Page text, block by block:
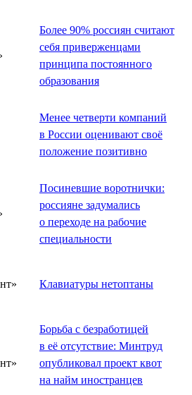
Более 90% россиян считают
себя приверженцами
принципа постоянного
образования
Менее четверти компаний
в России оценивают своё
положение позитивно
Посиневшие воротнички:
россияне задумались
о переходе на рабочие
специальности
Клавиатуры нетоптаны
Борьба с безработицей
в её отсутствие: Минтруд
опубликовал проект квот
на найм иностранцев